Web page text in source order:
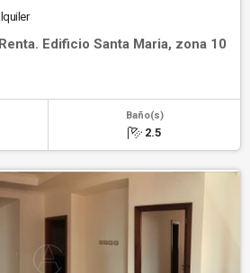
Edificio Santa Maria, zona 10
Baño(s)
2.5